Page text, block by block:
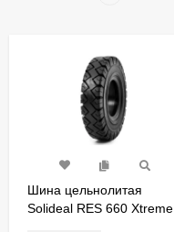
Шина цельнолитая
Solideal RES 660 Xtreme